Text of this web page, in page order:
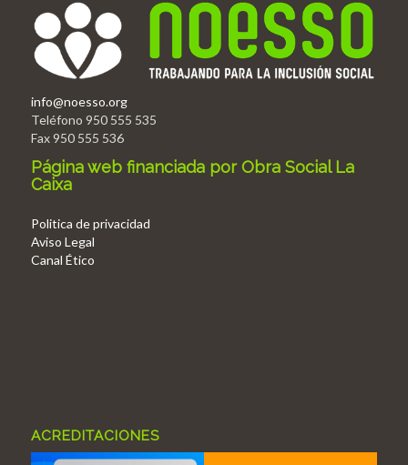
info@noesso.org
Teléfono 950 555 535
Fax 950 555 536
Página web financiada por Obra Social La
Caixa
Politica de privacidad
Aviso Legal
Canal Ético
ACREDITACIONES